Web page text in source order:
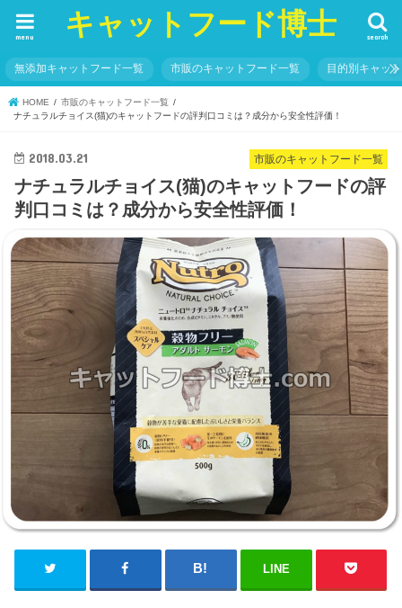
キャットフード博士 search
menu
無添加キャットフード一覧 市販のキャットフード一覧 目的別キャッ
HOME
市販のキャットフード一覧
ナチュラルチョイス(猫)のキャットフードの評判口コミは？成分から安全性評価！
市販のキャットフード一覧
2018.03.21
ナチュラルチョイス(猫)のキャットフードの評
判口コミは？成分から安全性評価！
LINE